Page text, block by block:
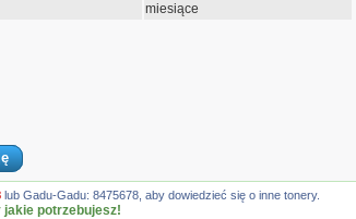
miesiące
lub Gadu-Gadu: 8475678, aby dowiedzieć się o inne tonery.
jakie potrzebujesz!